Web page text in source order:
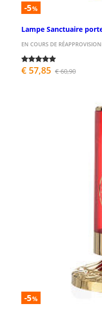
-5%
Lampe Sanctuaire
EN COURS DE
€ 57,85 € 60,90
-5%